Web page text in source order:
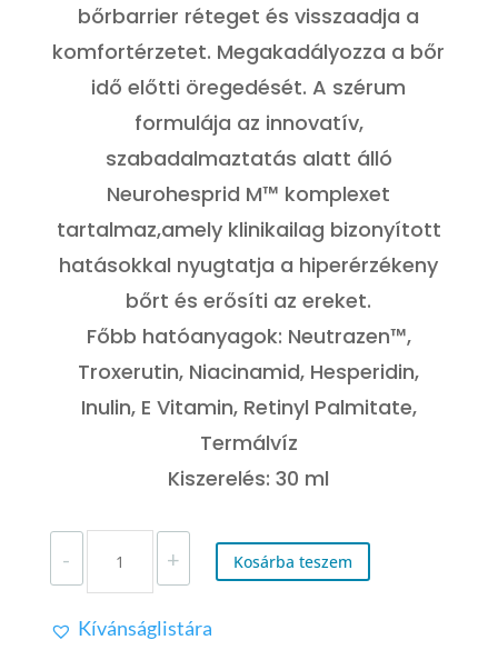
bőrbarrier réteget és visszaadja a
komfortérzetet. Megakadályozza a bőr
idő előtti öregedését. A szérum
formulája az innovatív,
szabadalmaztatás alatt álló
Neurohesprid M™ komplexet
tartalmaz,amely klinikailag bizonyított
hatásokkal nyugtatja a hiperérzékeny
bőrt és erősíti az ereket.
Főbb hatóanyagok: Neutrazen™,
Troxerutin, Niacinamid, Hesperidin,
Inulin, E Vitamin, Retinyl Palmitate,
Termálvíz
Kiszerelés: 30 ml
-
DERMEDIC
REDNESS
NYUGTATÓ
ILLATANYAGMENTES
+ Kosárba teszem
Kívánságlistára